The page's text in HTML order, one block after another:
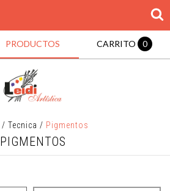
PRODUCTOS CARRITO 0
/ Tecnica / Pigmentos
PIGMENTOS